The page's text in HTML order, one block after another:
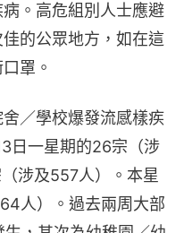
。高危組別人士應避
的公眾地方，如在這
罩。
／學校爆發流感樣疾
日一星期的26宗（涉
涉及557人）。本星
人）。過去兩周大部